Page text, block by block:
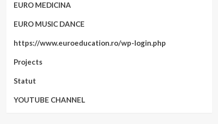
EURO MEDICINA
EURO MUSIC DANCE
https://www.euroeducation.ro/wp-login.php
Projects
Statut
YOUTUBE CHANNEL